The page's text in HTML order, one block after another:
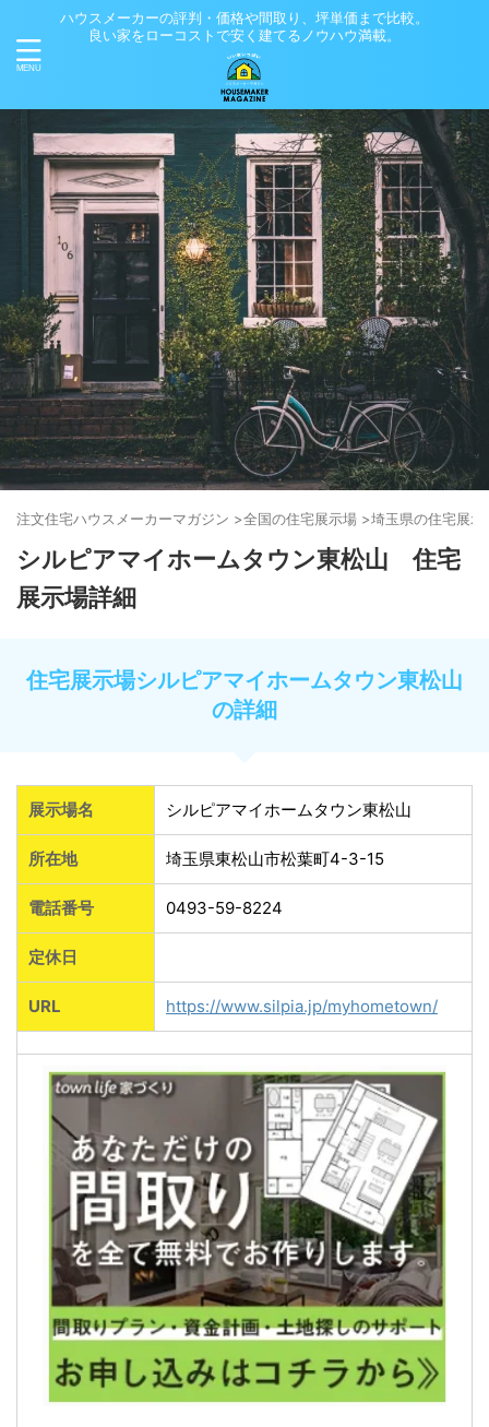
ハウスメーカーの評判・価格や間取り、坪単価まで比較。
良い家をローコストで安く建てるノウハウ満載。
注文住宅ハウスメーカーマガジン >全国の住宅展示場 >埼玉県の住宅展示
シルピアマイホームタウン東松山 住宅
展示場詳細
住宅展示場シルピアマイホームタウン東松山
の詳細
展示場名 シルピアマイホームタウン東松山
所在地 埼玉県東松山市松葉町4-3-15
電話番号 0493-59-8224
定休日
URL https://www.silpia.jp/myhometown/